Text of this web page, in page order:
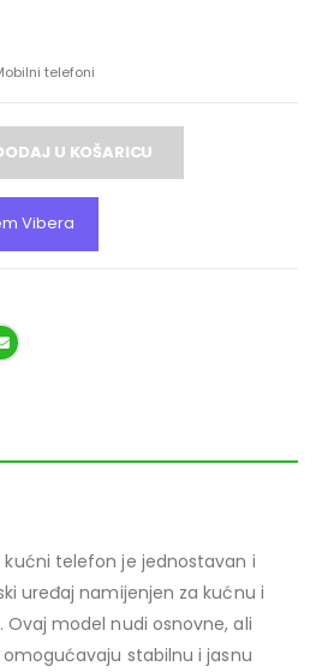
telefoni
U KOŠARICU
Vibera
kućni telefon je jednostavan i
uređaj namijenjen za kućnu i
model nudi osnovne, ali
stabilnu i jasnu